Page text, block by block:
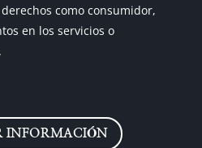
como consumidor,
en los servicios o
INFORMACIÓN